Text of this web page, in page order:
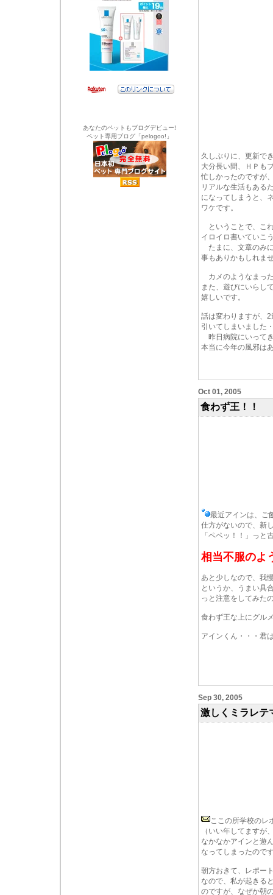
あなたのペットもブログデビュー!
ペット専用ブログ「pelogoo!」
久しぶりに、更新で
大分長い間、ＨＰも
忙しかったのですが
リアルな生活もある
になってしまうと、
ワケです。
ということで、こ
イロイロ書いていこ
たまに、文章のみ
事もありかもしれま
カメのようなまっ
また、遊びにいらし
嬉しいです。
話は変わりますが、
引いてしまいました
昨日病院にいって
本当に今年の風邪は
Oct 01, 2005
食わず王！！
最近アインは、ご
仕方がないので、新
「ペペッ！！」っと
相当不服のよ
あと少しなので、我
というか、うまい具
っと注意をしてみた
食わず王な上にグル
アインくん・・・君
Sep 30, 2005
激しくミラレテ
ここの所学校のレ
（いい年してますが
なかなかアインと遊
なってしまったので
朝方おきて、レポー
なので、私が起きる
のですが、なぜか朝